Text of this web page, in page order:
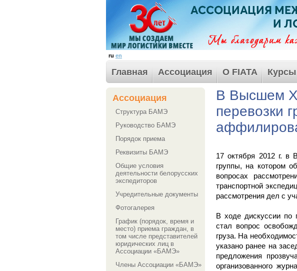
ru en
Главная Ассоциация О FIATA
Ассоциация
Структура БАМЭ
Руководство БАМЭ
Порядок приема
Реквизиты БАМЭ
Общие условия
деятельности белорусских
экспедиторов
Учредительные документы
Фотогалерея
График (порядок, время и
место) приема граждан, в
том числе представителей
юридических лиц в
Ассоциации «БАМЭ»
Члены Ассоциации «БАМЭ»
В Высшем
перевозки
17 октября 2012 г. в
группы, на котором
вопросах
транспортной
рассмотрения дел с
В ходе дискуссии по
стал вопрос
груза. На
указано ранее на
предложения
организованного